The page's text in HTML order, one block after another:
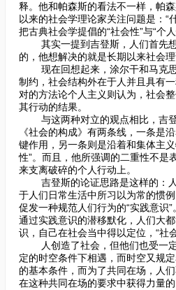
释。他和帕森斯的看法不一样，帕
以来的社会学理论家关注问题是：“
把古典社会学提倡的“社会性”与“个
其实一提到吉登斯，人们首先想
的，他想解决的就是长期以来社会
现在回想起来，涂尔干和马克思
制约，社会结构外在于人并且具有
对的方法论个人主义则认为，社会
其行动的结果。
与这两种对立的观点相比，吉登
《社会的构成》有两条线，一条是
键作用，另一条则是沿着和集体主
性”。而且，他所强调的二重性不是
来支离破碎的个人行动上。
吉登斯的论证思路是这样的：人
于人们日常生活中所习以为常的惯
促发一种规范人们行为的“实践意识
通过实践意识的潜移默化，人们大
识，自己在社会当中得以定位，“社
人创造了社会，但他们也受一定
定的时空条件下相遇，而时空又规
的基本条件，而为了共同在场，人
在这种共同在场的要求中获得力量